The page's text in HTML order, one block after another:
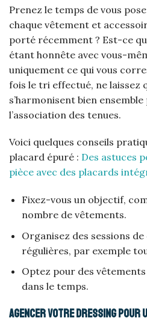
Prenez le temps de vous
chaque vêtement et
porté récemment ? Est-ce
étant honnête avec vous-
uniquement ce qui vous
fois le tri effectué, ne laissez
s’harmonisent bien
l’association des tenues.
Voici quelques conseils
placard épuré : Des astuces
pièce avec des placards
Fixez-vous un objectif,
nombre de vêtements.
Organisez des sessions
régulières, par exemple
Optez pour des
dans le temps.
Agencer votre dressing pour